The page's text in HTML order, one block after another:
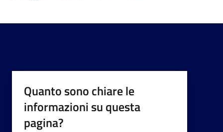
Quanto sono chiare le
informazioni su questa
pagina?